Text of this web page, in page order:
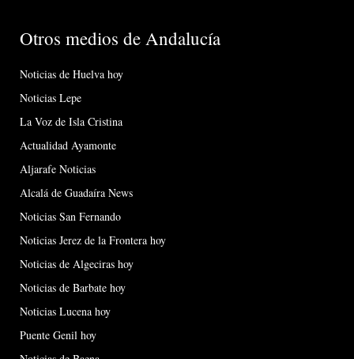
Otros medios de Andalucía
Noticias de Huelva hoy
Noticias Lepe
La Voz de Isla Cristina
Actualidad Ayamonte
Aljarafe Noticias
Alcalá de Guadaíra News
Noticias San Fernando
Noticias Jerez de la Frontera hoy
Noticias de Algeciras hoy
Noticias de Barbate hoy
Noticias Lucena hoy
Puente Genil hoy